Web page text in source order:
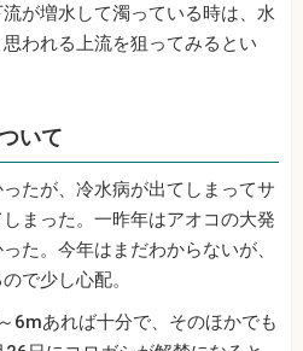
が増水して濁っている時は、水
われる上流を狙ってみるとい
いて
たが、冷水病が出てしまってサ
まった。一昨年はアオコの大発
た。今年はまだわからないが、
で少し心配。
6mあれば十分で、そのほかでも